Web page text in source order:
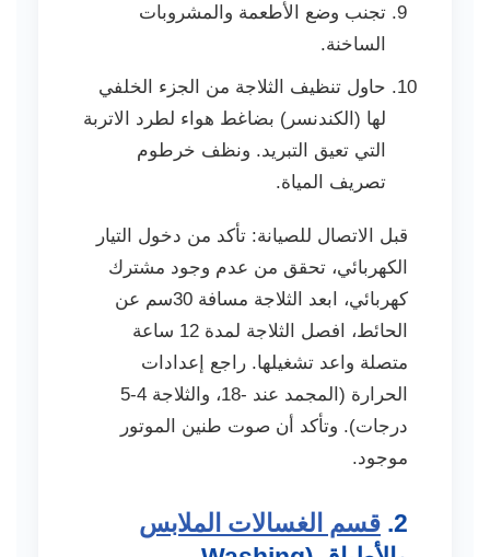
تجنب وضع الأطعمة والمشروبات
الساخنة.
حاول تنظيف الثلاجة من الجزء الخلفي
لها (الكندنسر) بضاغط هواء لطرد الاتربة
التي تعيق التبريد. ونظف خرطوم
تصريف المياة.
قبل الاتصال للصيانة: تأكد من دخول التيار
الكهربائي، تحقق من عدم وجود مشترك
كهربائي، ابعد الثلاجة مسافة 30سم عن
الحائط، افصل الثلاجة لمدة 12 ساعة
متصلة واعد تشغيلها. راجع إعدادات
الحرارة (المجمد عند -18، والثلاجة 4-5
درجات). وتأكد أن صوت طنين الموتور
موجود.
2. قسم الغسالات الملابس